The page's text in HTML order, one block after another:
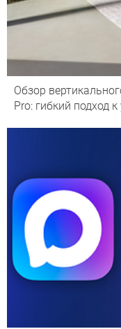
Обзор
Pro: гибкий подход